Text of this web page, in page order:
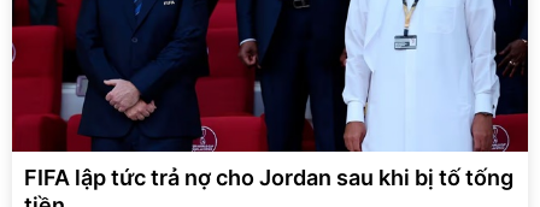
FIFA lập tức trả nợ cho Jordan sau khi bị tố tống